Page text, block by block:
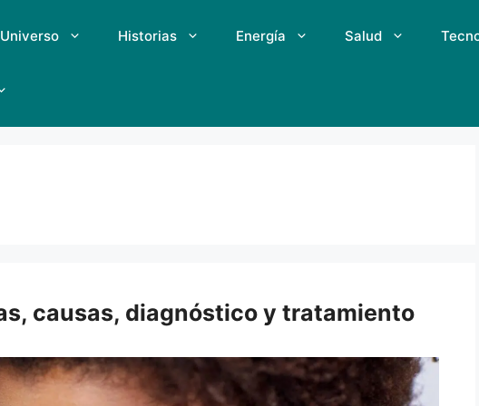
Historias Energía Salud
causas, diagnóstico y tratamiento